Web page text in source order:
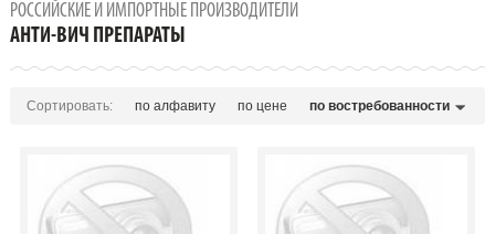
РОССИЙСКИЕ И ИМПОРТНЫЕ ПРОИЗВОДИТЕЛИ
АНТИ-ВИЧ ПРЕПАРАТЫ
Сортировать: по алфавиту по цене по востребованности